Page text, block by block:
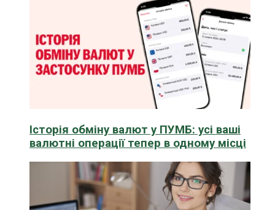
Історія обміну валют у ПУМБ: усі ваші
валютні операції тепер в одному місці